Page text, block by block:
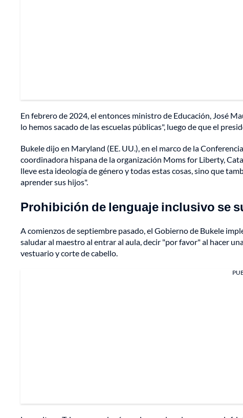
En febrero de 2024, el entonces ministro de Educación, José
lo hemos sacado de las escuelas públicas", luego de que el
Bukele dijo en Maryland (EE. UU.), en el marco de la
coordinadora hispana de la organización Moms for Liberty,
lleve esta ideología de género y todas estas cosas, sino que
aprender sus hijos".
Prohibición de lenguaje inclusivo se
A comienzos de septiembre pasado, el Gobierno de Bukele
saludar al maestro al entrar al aula, decir "por favor" al hacer
vestuario y corte de cabello.